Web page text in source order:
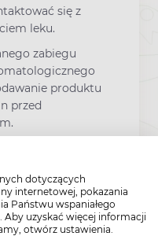
dotyczących
internetowej, pokazania
Państwu wspaniałego
uzyskać więcej informacji
otwórz ustawienia.
się z
leku.
zabiegu
produktu
przed
dotyczących
i laktacji. Leku